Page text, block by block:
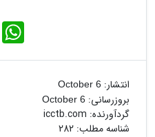
W
h
a
t
انتشار: October 6
بروزرسانی: October 6
گردآورنده: icctb.com
شناسه مطلب: 282